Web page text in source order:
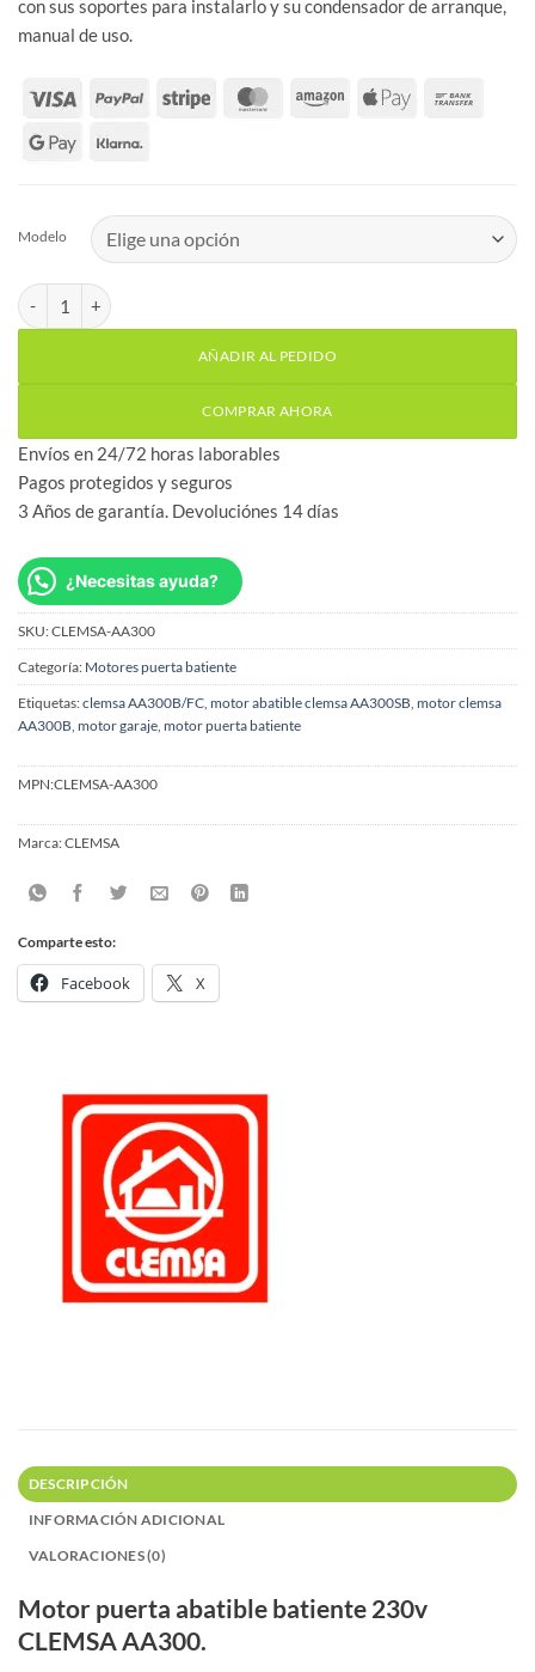
con sus soportes para instalarlo y su condensador de arranque,
manual de uso.
Modelo
Motor puerta abatible batiente 230v CLEMSA AA300 cantidad
AÑADIR AL PEDIDO
COMPRAR AHORA
Envíos en 24/72 horas laborables
Pagos protegidos y seguros
3 Años de garantía. Devoluciónes 14 días
¿Necesitas ayuda?
SKU:CLEMSA-AA300
Categoría: Motores puerta batiente
Etiquetas:clemsa AA300B/FC motor abatible clemsa AA300SB motor clemsa
AA300B motor garaje motor puerta batiente
MPN:CLEMSA-AA300
Marca:CLEMSA
Comparte esto:
Facebook X
DESCRIPCIÓN
INFORMACIÓN ADICIONAL
VALORACIONES (0)
Motor puerta abatible batiente 230v
CLEMSA AA300.